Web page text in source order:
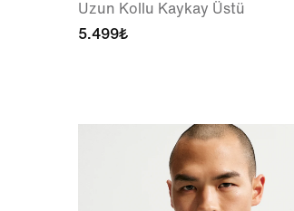
Uzun Kollu Kaykay Üstü
5.499₺